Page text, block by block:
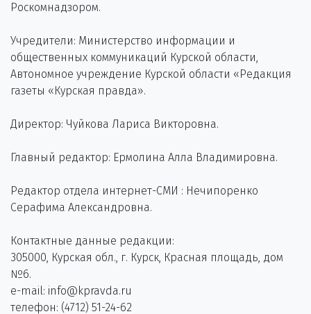
Роскомнадзором.
Учредители: Министерство информации и
общественных коммуникаций Курской области,
Автономное учреждение Курской области «Редакция
газеты «Курская правда».
Директор: Чуйкова Лариса Викторовна.
Главный редактор: Ермолина Алла Владимировна.
Редактор отдела интернет-СМИ : Нечипоренко
Серафима Александровна.
Контактные данные редакции:
305000, Курская обл., г. Курск, Красная площадь, дом
№6.
e-mail: info@kpravda.ru
телефон: (4712) 51-24-62